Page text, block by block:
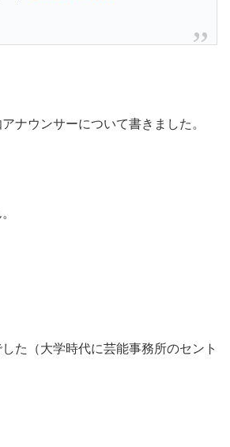
ナウンサーについて書きました。
た（大学時代に芸能事務所のセント